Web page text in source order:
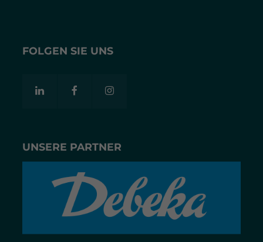
FOLGEN SIE UNS
UNSERE PARTNER